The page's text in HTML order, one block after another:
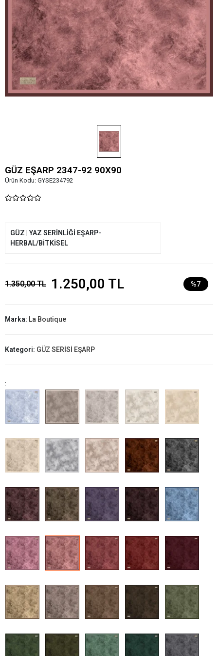
GÜZ EŞARP 2347-92 90X90
Ürün Kodu: GYSE234792
GÜZ | YAZ SERİNLİĞİ EŞARP-
HERBAL/BİTKİSEL
1.350,00 TL 1.250,00 TL %7
Marka: La Boutique
Kategori: GÜZ SERİSİ EŞARP
: